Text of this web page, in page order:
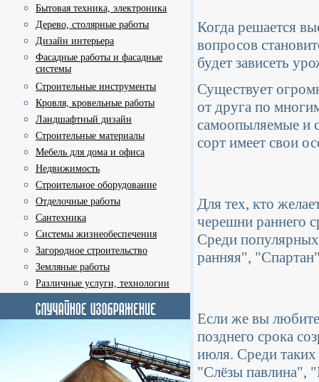
Бытовая техника, электроника
Дерево, столярные работы
Дизайн интерьера
Фасадные работы и фасадные
системы
Строительные инструменты
Кровля, кровельные работы
Ландшафтный дизайн
Строительные материалы
Мебель для дома и офиса
Недвижимость
Строительное оборудование
Отделочные работы
Сантехника
Системы жизнеобеспечения
Загородное строительство
Земляные работы
Различные услуги, технологии
Когда решается
вопросов
будет зависеть
Существует
от друга по
самоопыляемые и
сорт имеет свои
Для тех, кто
черешни раннего
Среди
ранняя",
Если же вы
позднего срока
июля. Среди
"Слёзы павлина",